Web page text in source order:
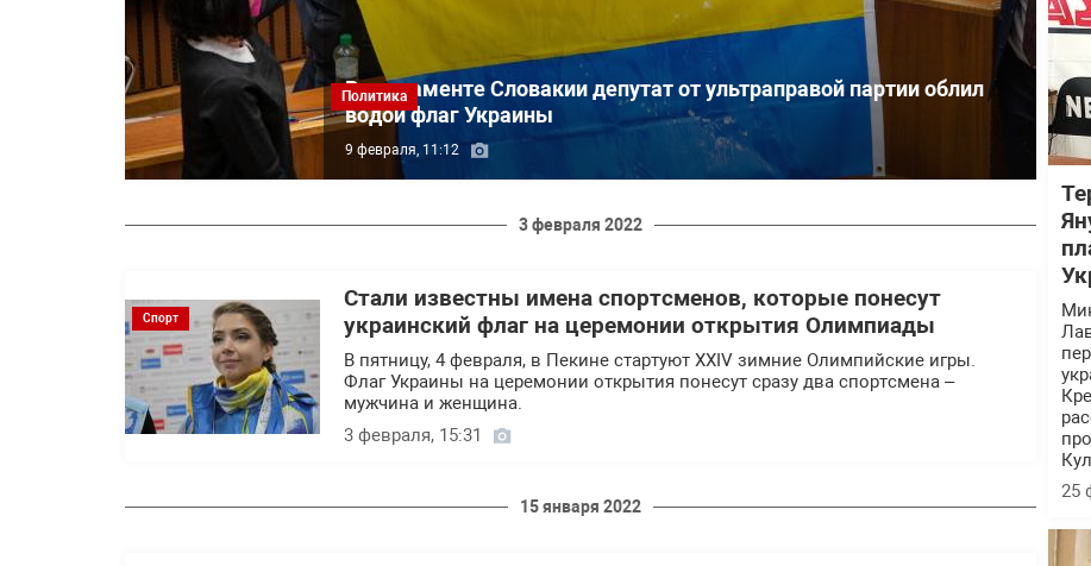
Политика
В парламенте Словакии депутат от ультраправой партии облил
водой флаг Украины
9 февраля, 11:12
3 февраля 2022
Спорт
Стали известны имена спортсменов, которые понесут
украинский флаг на церемонии открытия Олимпиады
В пятницу, 4 февраля, в Пекине стартуют XXIV зимние Олимпийские игры.
Флаг Украины на церемонии открытия понесут сразу два спортсмена –
мужчина и женщина.
3 февраля, 15:31
15 января 2022
25